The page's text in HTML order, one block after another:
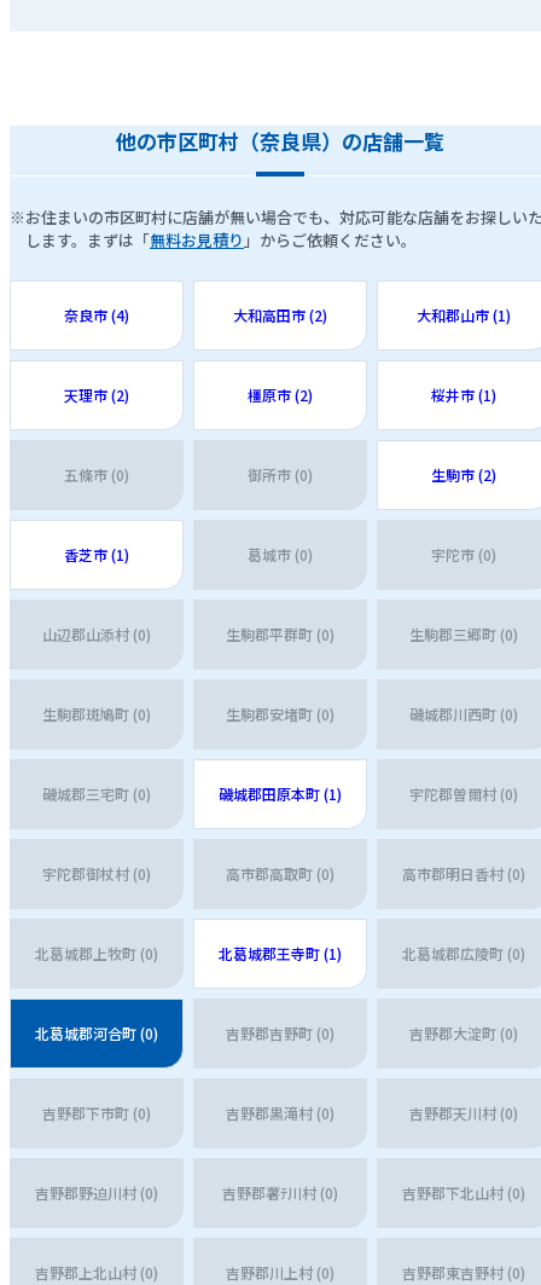
他の市区町村（奈良県）の店舗一覧
※お住まいの市区町村に店舗が無い場合でも、対応可能な店舗をお探しい
します。まずは「無料お見積り 」からご依頼ください。
奈良市 (4) 大和高田市 (2) 大和郡山市 (1)
天理市 (2) 橿原市 (2) 桜井市 (1)
五條市 (0) 御所市 (0) 生駒市 (2)
香芝市 (1) 葛城市 (0) 宇陀市 (0)
山辺郡山添村 (0) 生駒郡平群町 (0) 生駒郡三郷町 (0)
生駒郡斑鳩町 (0) 生駒郡安堵町 (0) 磯城郡川西町 (0)
磯城郡三宅町 (0) 磯城郡田原本町 (1) 宇陀郡曽爾村 (0)
宇陀郡御杖村 (0) 高市郡高取町 (0) 高市郡明日香村 (0)
北葛城郡上牧町 (0) 北葛城郡王寺町 (1) 北葛城郡広陵町 (0)
北葛城郡河合町 (0) 吉野郡吉野町 (0) 吉野郡大淀町 (0)
吉野郡下市町 (0) 吉野郡黒滝村 (0) 吉野郡天川村 (0)
吉野郡野迫川村 (0) 吉野郡薯ﾃ川村 (0) 吉野郡下北山村 (0)
吉野郡上北山村 (0) 吉野郡川上村 (0) 吉野郡東吉野村 (0)